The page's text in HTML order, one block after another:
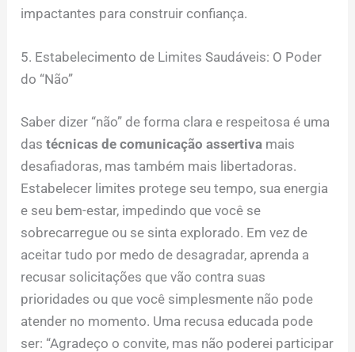
impactantes para construir confiança.
5. Estabelecimento de Limites Saudáveis: O Poder
do “Não”
Saber dizer “não” de forma clara e respeitosa é uma
dastécnicas de comunicação assertiva mais
desafiadoras, mas também mais libertadoras.
Estabelecer limites protege seu tempo, sua energia
e seu bem-estar, impedindo que você se
sobrecarregue ou se sinta explorado. Em vez de
aceitar tudo por medo de desagradar, aprenda a
recusar solicitações que vão contra suas
prioridades ou que você simplesmente não pode
atender no momento. Uma recusa educada pode
ser: “Agradeço o convite, mas não poderei participar